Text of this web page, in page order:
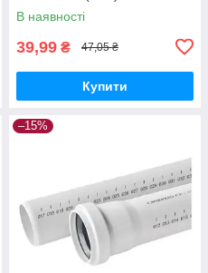
В наявності
39,99 ₴ 47,05 ₴
Купити
–15%